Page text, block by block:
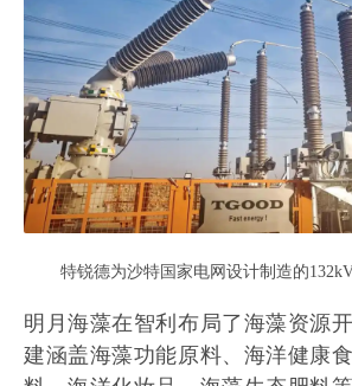
特锐德为沙特国家电网设计制造的
明月海藻在智利布局了海藻资源
建涵盖海藻功能原料、海洋健康